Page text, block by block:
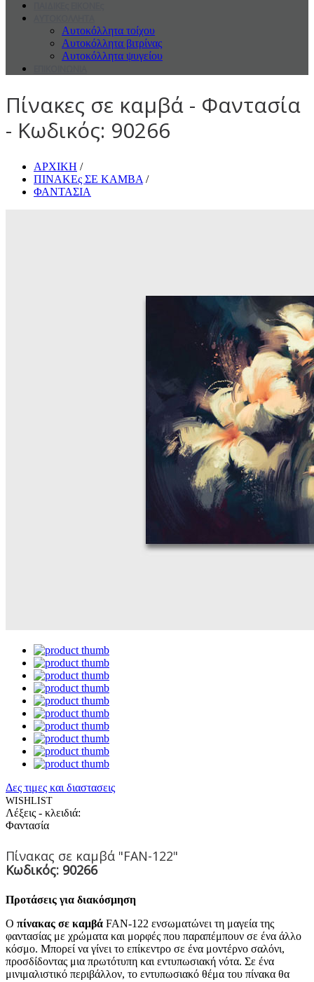
Αυτοκόλλητα τοίχου
Αυτοκόλλητα βιτρίνας
Αυτοκόλλητα ψυγείου
Πίνακες σε καμβά - Φαντασία
- Κωδικός: 90266
ΑΡΧΙΚΗ /
ΠΙΝΑΚΕς ΣΕ ΚΑΜΒΑ /
ΦΑΝΤΑΣΙΑ
Δες τιμες και διαστασεις
WISHLIST
Λέξεις - κλειδιά:
Φαντασία
Πίνακας σε καμβά "FAN-122"
Κωδικός: 90266
Προτάσεις για διακόσμηση
Ο πίνακας σε καμβά FAN-122 ενσωματώνει τη μαγεία της
φαντασίας με χρώματα και μορφές που παραπέμπουν σε ένα άλλο
κόσμο. Μπορεί να γίνει το επίκεντρο σε ένα μοντέρνο σαλόνι,
προσδίδοντας μια πρωτότυπη και εντυπωσιακή νότα. Σε ένα
μινιμαλιστικό περιβάλλον, το εντυπωσιακό θέμα του πίνακα θα